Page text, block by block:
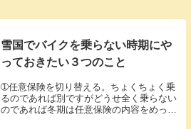
雪国でバイクを乗らない時期にや
っておきたい３つのこと
➀任意保険を切り替える。ちょくちょく乗
るのであれば別ですがどうせ全く乗らない
のであれば冬期は任意保険の内容をめっち